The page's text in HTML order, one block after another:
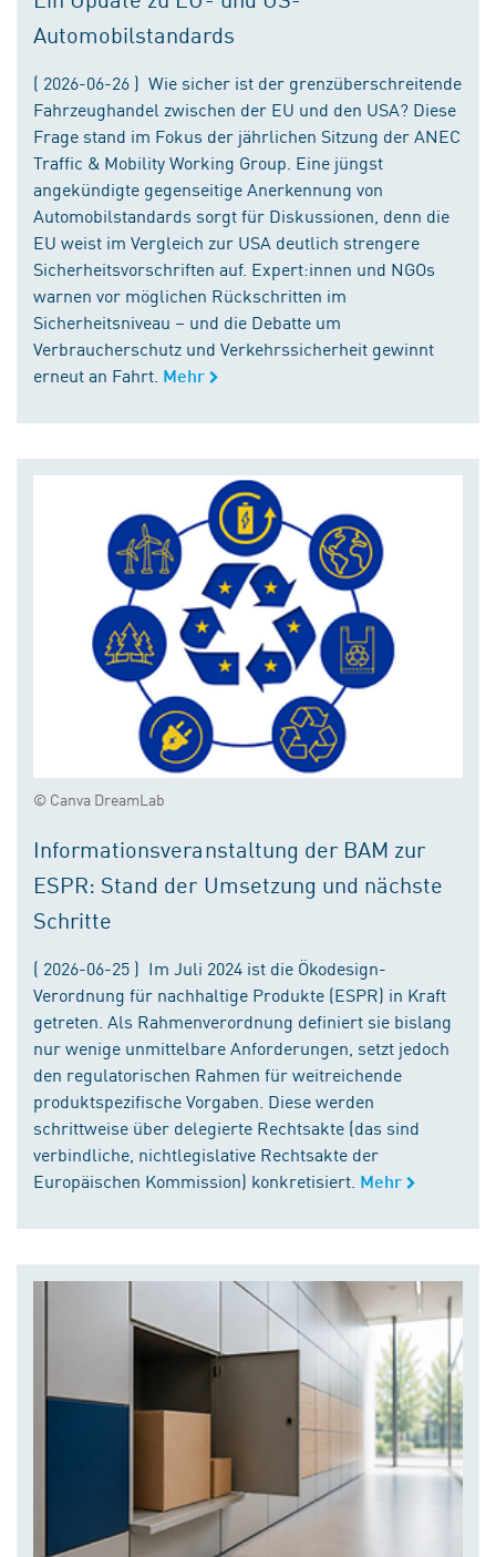
Automobilstandards
( 2026-06-26 ) Wie sicher ist der grenzüberschreitende
Fahrzeughandel zwischen der EU und den USA? Diese
Frage stand im Fokus der jährlichen Sitzung der ANEC
Traffic & Mobility Working Group. Eine jüngst
angekündigte gegenseitige Anerkennung von
Automobilstandards sorgt für Diskussionen, denn die
EU weist im Vergleich zur USA deutlich strengere
Sicherheitsvorschriften auf. Expert:innen und NGOs
warnen vor möglichen Rückschritten im
Sicherheitsniveau – und die Debatte um
Verbraucherschutz und Verkehrssicherheit gewinnt
erneut an Fahrt. Mehr
© Canva DreamLab
Informationsveranstaltung der BAM zur
ESPR: Stand der Umsetzung und nächste
Schritte
( 2026-06-25 ) Im Juli 2024 ist die Ökodesign-
Verordnung für nachhaltige Produkte (ESPR) in Kraft
getreten. Als Rahmenverordnung definiert sie bislang
nur wenige unmittelbare Anforderungen, setzt jedoch
den regulatorischen Rahmen für weitreichende
produktspezifische Vorgaben. Diese werden
schrittweise über delegierte Rechtsakte (das sind
verbindliche, nichtlegislative Rechtsakte der
Europäischen Kommission) konkretisiert. Mehr